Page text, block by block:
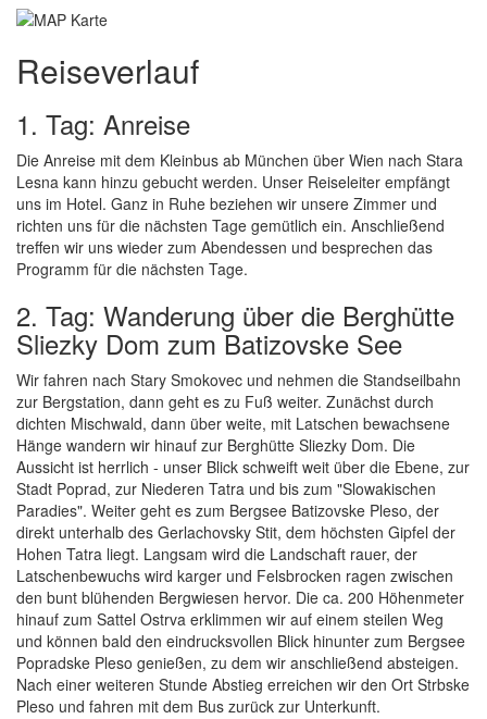
Reiseverlauf
1. Tag: Anreise
Die Anreise mit dem Kleinbus ab München über Wien nach Stara
Lesna kann hinzu gebucht werden. Unser Reiseleiter empfängt
uns im Hotel. Ganz in Ruhe beziehen wir unsere Zimmer und
richten uns für die nächsten Tage gemütlich ein. Anschließend
treffen wir uns wieder zum Abendessen und besprechen das
Programm für die nächsten Tage.
2. Tag: Wanderung über die Berghütte
Sliezky Dom zum Batizovske See
Wir fahren nach Stary Smokovec und nehmen die Standseilbahn
zur Bergstation, dann geht es zu Fuß weiter. Zunächst durch
dichten Mischwald, dann über weite, mit Latschen bewachsene
Hänge wandern wir hinauf zur Berghütte Sliezky Dom. Die
Aussicht ist herrlich - unser Blick schweift weit über die Ebene, zur
Stadt Poprad, zur Niederen Tatra und bis zum "Slowakischen
Paradies". Weiter geht es zum Bergsee Batizovske Pleso, der
direkt unterhalb des Gerlachovsky Stit, dem höchsten Gipfel der
Hohen Tatra liegt. Langsam wird die Landschaft rauer, der
Latschenbewuchs wird karger und Felsbrocken ragen zwischen
den bunt blühenden Bergwiesen hervor. Die ca. 200 Höhenmeter
hinauf zum Sattel Ostrva erklimmen wir auf einem steilen Weg
und können bald den eindrucksvollen Blick hinunter zum Bergsee
Popradske Pleso genießen, zu dem wir anschließend absteigen.
Nach einer weiteren Stunde Abstieg erreichen wir den Ort Strbske
Pleso und fahren mit dem Bus zurück zur Unterkunft.